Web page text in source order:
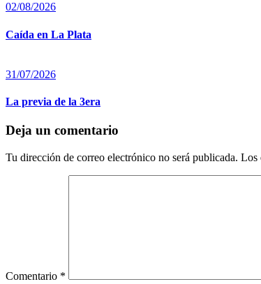
02/08/2026
Caída en La Plata
31/07/2026
La previa de la 3era
Deja un comentario
Tu dirección de correo electrónico no será publicada. Los
Comentario *